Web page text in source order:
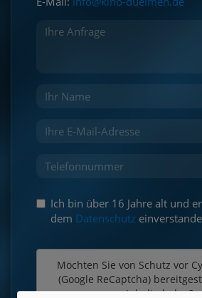
Ich bin über 16 Jahre alt und
dem Datenschutz
Möchten Sie von Schutz vor
(Google ReCaptcha)
Inhalte laden?